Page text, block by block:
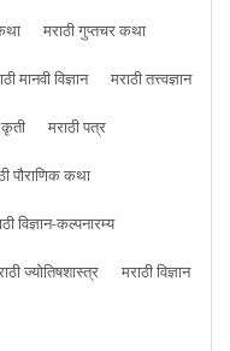
मराठी गुप्तचर कथा
मानवी विज्ञान
मराठी तत्त्वज्ञान
मराठी पत्र
पौराणिक कथा
विज्ञान-कल्पनारम्य
ज्योतिषशास्त्र
मराठी विज्ञान